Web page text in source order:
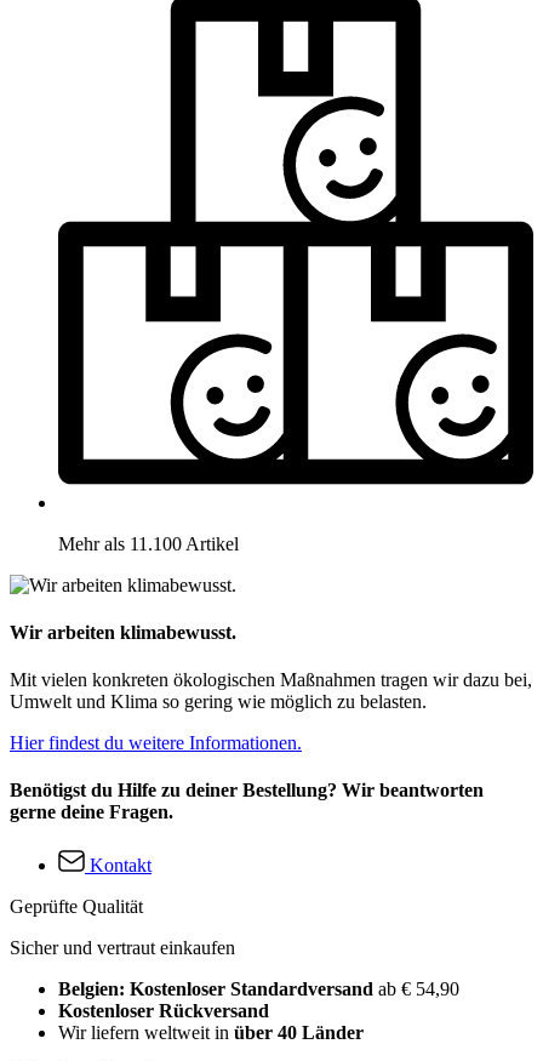
Mehr als 11.100 Artikel
Wir arbeiten klimabewusst.
Mit vielen konkreten ökologischen Maßnahmen tragen wir dazu bei,
Umwelt und Klima so gering wie möglich zu belasten.
Hier findest du weitere Informationen.
Benötigst du Hilfe zu deiner Bestellung? Wir beantworten
gerne deine Fragen.
Kontakt
Geprüfte Qualität
Sicher und vertraut einkaufen
Belgien: Kostenloser Standardversand ab € 54,90
Kostenloser Rückversand
Wir liefern weltweit in über 40 Länder